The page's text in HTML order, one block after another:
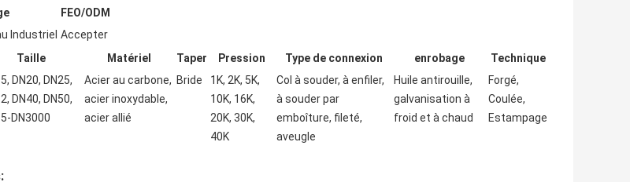
FEO/ODM
Industriel Accepter
Taille Matériel Taper Pression Type de connexion enrobage
Technique
DN20, DN25,
DN40, DN50,
DN3000
Acier au carbone,
acier inoxydable,
acier allié
Bride
1K, 2K, 5K,
10K, 16K,
20K, 30K,
40K
Col à souder, à enfiler,
à souder par
emboîture, fileté,
aveugle
Huile antirouille,
galvanisation à
froid et à chaud
Forgé,
Coulée,
Estampage